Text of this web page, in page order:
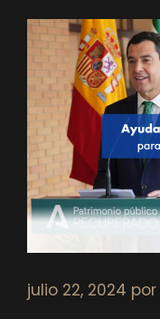
julio 22, 2024 por